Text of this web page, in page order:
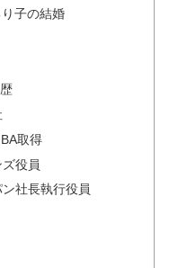
子の結婚
取得
役員
社長執行役員